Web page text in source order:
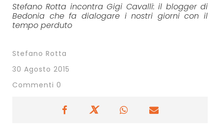
Stefano Rotta incontra Gigi Cavalli: il blogger di
Bedonia che fa dialogare i nostri giorni con il
tempo perduto
Stefano Rotta
30 Agosto 2015
Commenti 0